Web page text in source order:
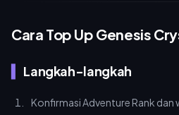
Cara Top Up Genesis
Langkah-langkah
Konfirmasi Adventure Rank dan